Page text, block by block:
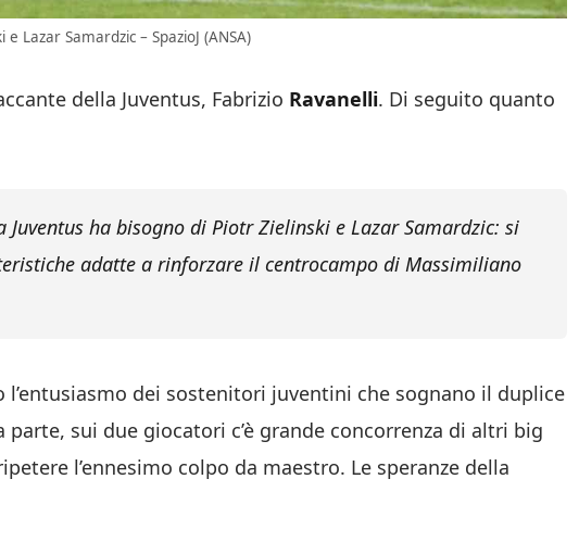
Lazar Samardzic – SpazioJ (ANSA)
della Juventus, Fabrizio Ravanelli. Di seguito quanto
Juventus ha bisogno di Piotr Zielinski e Lazar Samardzic: si
adatte a rinforzare il centrocampo di Massimiliano
l’entusiasmo dei sostenitori juventini che sognano il duplice
parte, sui due giocatori c’è grande concorrenza di altri big
l’ennesimo colpo da maestro. Le speranze della